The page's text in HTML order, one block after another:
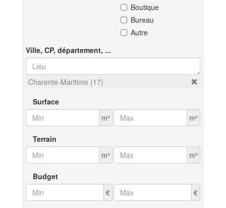
Boutique
Bureau
Autre
Ville, CP, département, ...
Charente-Maritime (17)
Surface
m²
m²
Terrain
m²
m²
Budget
€
€